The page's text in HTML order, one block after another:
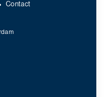
Contact